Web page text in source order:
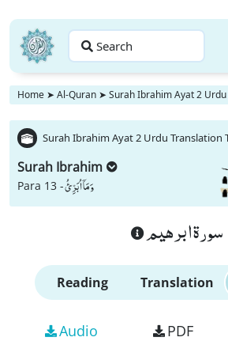
Search
Home ➤ Al-Quran ➤ Surah Ibrahim Ayat 2
Surah Ibrahim Ayat 2 Urdu Translation
Surah Ibrahim
Para 13 -وَ مَاۤ اُبَرِّئُ
سورة ابرهيم
Reading Translation
Audio PDF